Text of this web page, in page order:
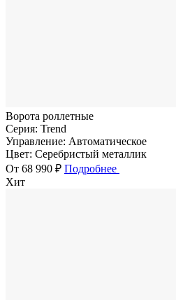
Ворота роллетные
Серия: Trend
Управление: Автоматическое
Цвет: Серебристый металлик
От 68 990 ₽ Подробнее
Хит